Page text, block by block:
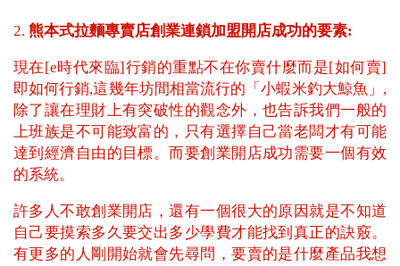
2. 熊本式拉麵專賣店創業連鎖加盟開店成功的要素:
現在[e時代來臨]行銷的重點不在你賣什麼而是[如何賣]
即如何行銷,這幾年坊間相當流行的「小蝦米釣大鯨魚」,
除了讓在理財上有突破性的觀念外，也告訴我們一般的
上班族是不可能致富的，只有選擇自己當老闆才有可能
達到經濟自由的目標。而要創業開店成功需要一個有效
的系統。
許多人不敢創業開店，還有一個很大的原因就是不知道
自己要摸索多久要交出多少學費才能找到真正的訣竅。
有更多的人剛開始就會先尋問，要賣的是什麼產品我想